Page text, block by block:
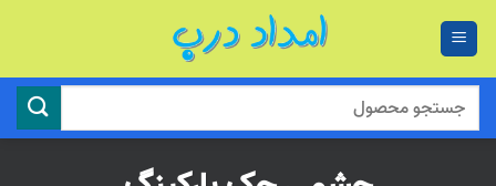
جستجو
برای: